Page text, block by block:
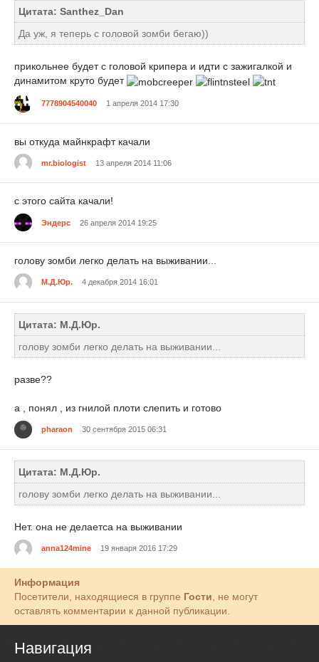
Цитата: Santhez_Dan
Да уж, я теперь с головой зомби бегаю))
прикольнее будет с головой крипера и идти с зажигалкой и
динамитом круто будет
7778904540040 1 апреля 2014 17:30
вы откуда майнкрафт качали
mr.biologist 13 апреля 2014 11:06
с этого сайта качали!
Эндерс 26 апреля 2014 19:25
голову зомби легко делать на выживании...
М.Д.Юр. 4 декабря 2014 16:01
Цитата: М.Д.Юр.
голову зомби легко делать на выживании...
разве??
а , понял , из гнилой плоти слепить и готово
pharaon 30 сентября 2015 06:31
Цитата: М.Д.Юр.
голову зомби легко делать на выживании...
Нет. она не делаетса на выживании
anna124mine 19 января 2016 17:29
Информация
Посетители, находящиеся в группе Гости , не могут
оставлять комментарии к данной публикации.
Навигация